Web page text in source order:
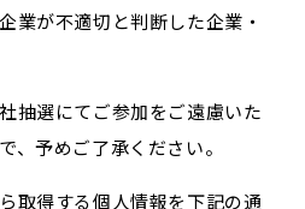
業が不適切と判断した企業・
抽選にてご参加をご遠慮いた
、予めご了承ください。
取得する個人情報を下記の通